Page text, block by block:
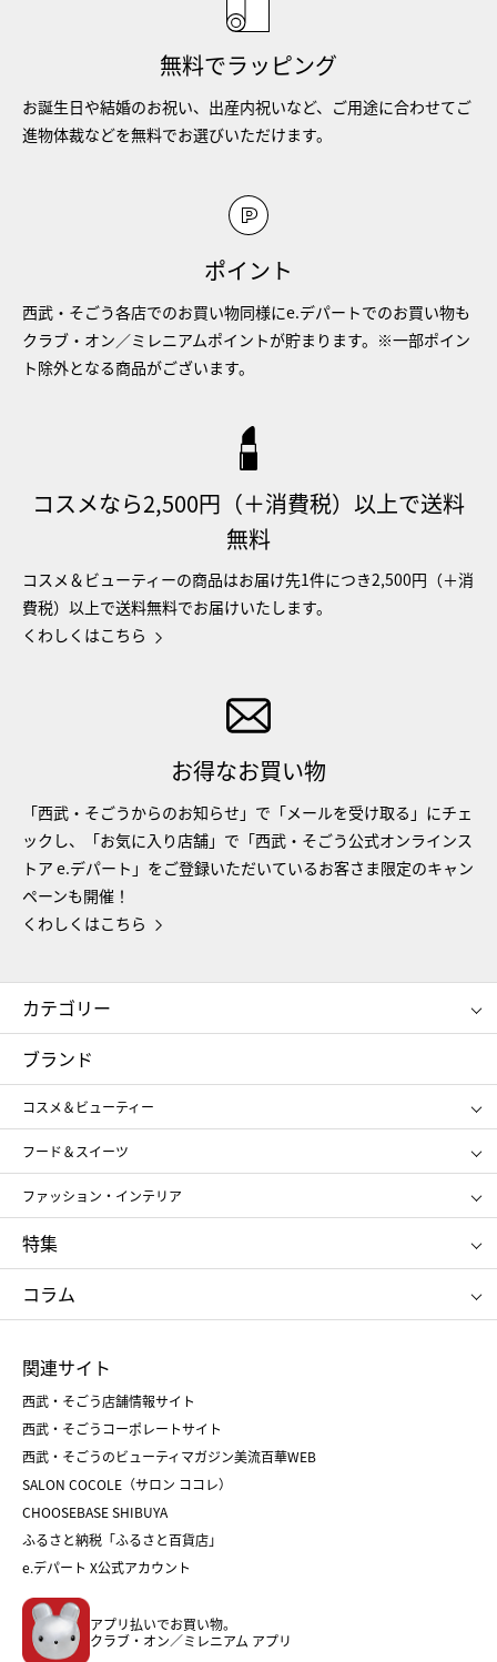
無料でラッピング
お誕生日や結婚のお祝い、出産内祝いなど、ご用途に合わせてご
進物体裁などを無料でお選びいただけます。
ポイント
西武・そごう各店でのお買い物同様にe.デパートでのお買い物も
クラブ・オン／ミレニアムポイントが貯まります。※一部ポイン
ト除外となる商品がございます。
コスメなら2,500円（＋消費税）以上で送料
無料
コスメ＆ビューティーの商品はお届け先1件につき2,500円（＋消
費税）以上で送料無料でお届けいたします。
くわしくはこちら
お得なお買い物
「西武・そごうからのお知らせ」で「メールを受け取る」にチェ
ックし、「お気に入り店舗」で「西武・そごう公式オンラインス
トア e.デパート」をご登録いただいているお客さま限定のキャン
ペーンも開催！
くわしくはこちら
カテゴリー
コスメ＆ビューティー
ギフト
レディース
メンズ
スポーツ・アウトドア
お中元
お歳暮
ブランド
コスメ＆ビューティー
SHISEIDO
ポール&ジョー ボーテ
ジルスチュアート
NARS
RMK
クリニーク
SK-Ⅱ
フード＆スイーツ
アンリ・シャルパンティエ
ゴディバ
新宿高野
たねや
ねんりん家
ファッション・インテリア
ポロ ラルフ ローレン
タケオ キクチ
ママ＆キッズ
シュタイフ
特集
お中元
ひな人形
五月人形
父の日
クリスマスケーキ
ホワイトデー
コラム
菓子折り
和菓子
人気のギフト
バレンタイン
ホワイトデー
おせち
フード
ホーム・キッチン＆アート
関連サイト
西武・そごう店舗情報サイト
西武・そごうコーポレートサイト
西武・そごうのビューティマガジン美流百華WEB
SALON COCOLE（サロン ココレ）
CHOOSEBASE SHIBUYA
ふるさと納税「ふるさと百貨店」
e.デパート X公式アカウント
アプリ払いでお買い物。
クラブ・オン／ミレニアム アプリ